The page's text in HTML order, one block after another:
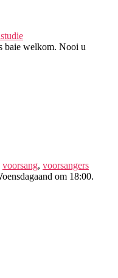
baie welkom. Nooi u
voorsang, voorsangers
om 18:00.